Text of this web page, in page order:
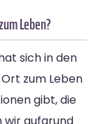
Leben?
sich in den
zum Leben
gibt, die
wir aufgrund